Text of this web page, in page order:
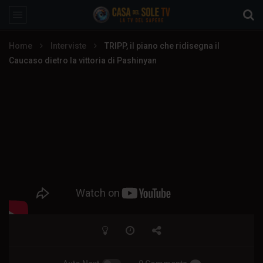
Home Interviste
TRIPP, il piano che ridisegna il
Caucaso dietro la vittoria di Pashinyan